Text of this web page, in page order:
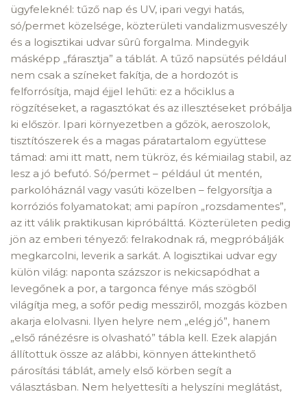
ügyfeleknél: tűző nap és UV, ipari vegyi hatás,
só/permet közelsége, közterületi vandalizmusveszély
és a logisztikai udvar sûrû forgalma. Mindegyik
másképp „fárasztja” a táblát. A tűző napsütés például
nem csak a színeket fakítja, de a hordozót is
felforrósítja, majd éjjel lehűti: ez a hőciklus a
rögzítéseket, a ragasztókat és az illesztéseket próbálja
ki először. Ipari környezetben a gőzök, aeroszolok,
tisztítószerek és a magas páratartalom együttese
támad: ami itt matt, nem tükröz, és kémiailag stabil, az
lesz a jó befutó. Só/permet – például út mentén,
parkolóháznál vagy vasúti közelben – felgyorsítja a
korróziós folyamatokat; ami papíron „rozsdamentes”,
az itt válik praktikusan kipróbálttá. Közterületen pedig
jön az emberi tényező: felrakodnak rá, megpróbálják
megkarcolni, leverik a sarkát. A logisztikai udvar egy
külön világ: naponta százszor is nekicsapódhat a
levegőnek a por, a targonca fénye más szögből
világítja meg, a sofőr pedig messziről, mozgás közben
akarja elolvasni. Ilyen helyre nem „elég jó”, hanem
„első ránézésre is olvasható” tábla kell. Ezek alapján
állítottuk össze az alábbi, könnyen áttekinthető
párosítási táblát, amely első körben segít a
választásban. Nem helyettesíti a helyszíni meglátást,